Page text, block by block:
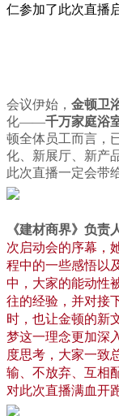
仁参加了此次直播
会议伊始， 金顿卫
化——千万家庭浴
顿全体员工而言，
化、新展厅、新产
此次直播一定会带
《建材商界》负责
次启动会的序幕，
程中的一些感悟以
中，大家的能动性
往的经验，并对接
时，也让金顿的
梦这一理念更加深
度思考，大家一致
输、不放弃、互相
对此次直播满血开跑